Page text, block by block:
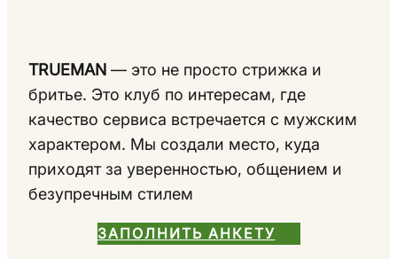
TRUEMAN — это не просто стрижка и
бритье. Это клуб по интересам, где
качество сервиса встречается с мужским
характером. Мы создали место, куда
приходят за уверенностью, общением и
безупречным стилем
ЗАПОЛНИТЬ АНКЕТУ